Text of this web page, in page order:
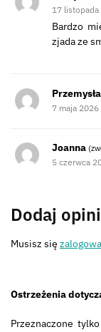
17
Bardzo
zjada ze
7 maja 2026
Joanna
5 czerwca
Dodaj
Musisz się
Ostrzeżenia
Przeznaczone